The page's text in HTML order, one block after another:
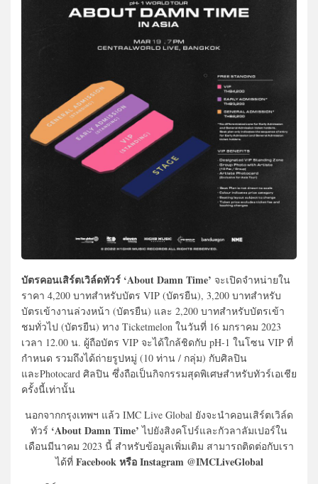
บัตรคอนเสิร์ตเวิล์ดทัวร์ ‘About Damn Time’ จะเปิดจำหน่ายใน
ราคา 4,200 บาทสำหรับบัตร VIP (บัตรยืน), 3,200 บาทสำหรับ
บัตรเข้างานล่วงหน้า (บัตรยืน) และ 2,200 บาทสำหรับบัตรเข้า
ชมทั่วไป (บัตรยืน) ทาง Ticketmelon ในวันที่ 16 มกราคม 2023
เวลา 12.00 น. ผู้ถือบัตร VIP จะได้ใกล้ชิดกับ pH-1 ในโซน VIP ที่
กำหนด รวมถึงได้ถ่ายรูปหมู่ (10 ท่าน / กลุ่ม) กับศิลปิน
และPhotocard ศิลปิน ซึ่งถือเป็นกิจกรรมสุดพิเศษสำหรับทัวร์เอเชีย
ครั้งนี้เท่านั้น
นอกจากกรุงเทพฯ แล้ว IMC Live Global ยังจะนำคอนเสิร์ตเวิล์ด
ทัวร์ ‘About Damn Time’ ไปยังสิงคโปร์และกัวลาลัมเปอร์ใน
เดือนมีนาคม 2023 นี้ สำหรับข้อมูลเพิ่มเติม สามารถติดต่อกับเรา
ได้ที่ Facebook หรือ Instagram @IMCLiveGlobal